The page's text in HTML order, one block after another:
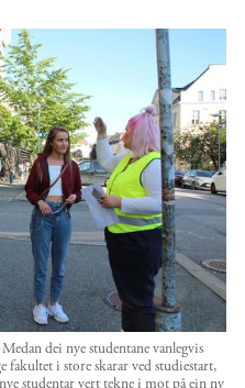
dei nye studentane vanlegvis
i store skarar ved studiestart,